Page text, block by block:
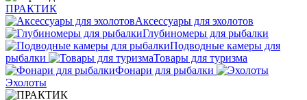
ПРАКТИК
Аксессуары для эхолотов
Глубиномеры для рыбалки
Подводные камеры для
рыбалки
Товары для туризма
Фонари для рыбалки
Эхолоты